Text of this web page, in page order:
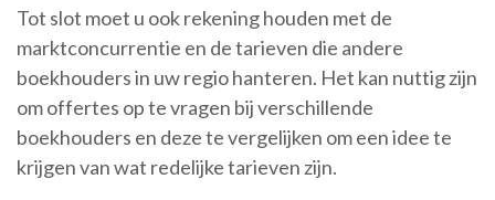
Tot slot moet u ook rekening houden met de
marktconcurrentie en de tarieven die andere
boekhouders in uw regio hanteren. Het kan nuttig zijn
om offertes op te vragen bij verschillende
boekhouders en deze te vergelijken om een idee te
krijgen van wat redelijke tarieven zijn.